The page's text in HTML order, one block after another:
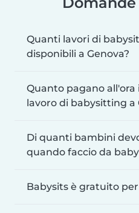
Quanti lavori di
disponibili a Genova?
Quanto pagano
lavoro di babysitting a
Di quanti bambini
quando faccio da
Babysits è gratuito